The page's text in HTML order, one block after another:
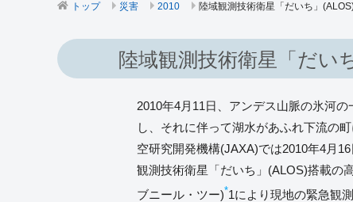
トップ 災害 2010 陸域観測技術衛星「だいち」
陸域観測技術衛星「だい
2010年4月11日、アンデス山脈の氷河
し、それに伴って湖水があふれ下流の
空研究開発機構(JAXA)では2010年4月
観測技術衛星「だいち」(ALOS)搭載の
ブニール・ツー)*1により現地の緊急観